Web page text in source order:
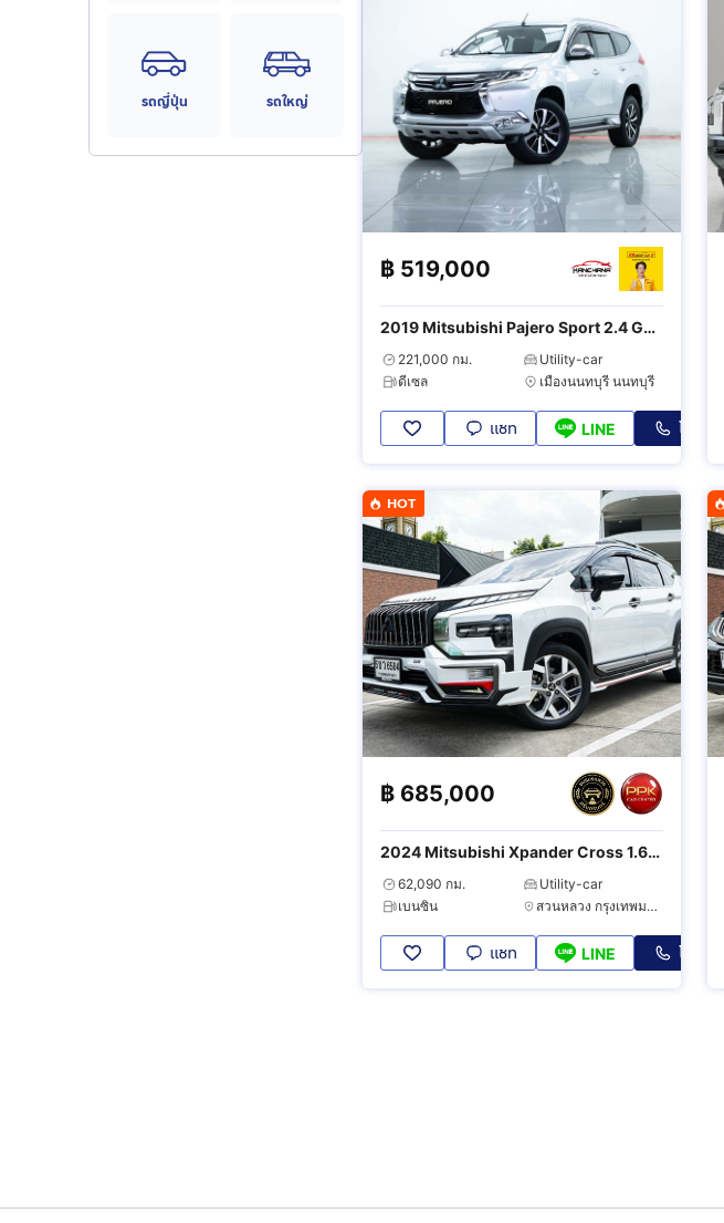
รถญี่ปุ่น รถใหญ่
฿ 519,000
2019 Mitsubishi Pajero Sport 2.4 GT
Premium 4WD
221,000 กม.
Utility-car
ดีเซล
เมืองนนทบุรี นนทบุรี
แชท LINE โทร
HOT
฿ 685,000
2024 Mitsubishi Xpander Cross 1.6
HEV62,090 กม.
Utility-car
เบนซิน
สวนหลวง กรุงเทพมหานคร
แชท LINE โทร